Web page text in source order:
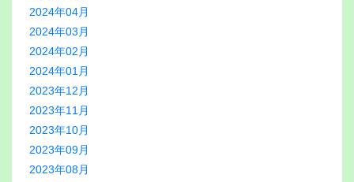
2024年04月
2024年03月
2024年02月
2024年01月
2023年12月
2023年11月
2023年10月
2023年09月
2023年08月